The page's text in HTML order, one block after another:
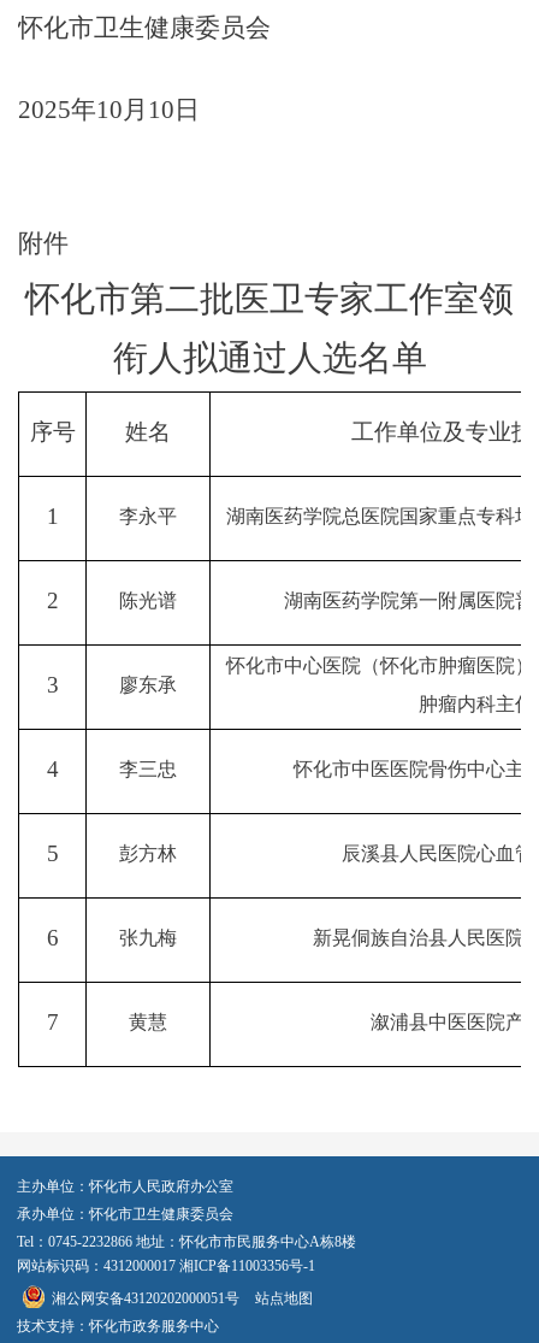
怀化市卫生健康委 员会
2025年10月 10 日
附件
怀化市第二批医卫专家工作室领
衔人拟通过人选名单
序号 姓名 工作单位及专业技
1 李永平 湖南医药学院总医院国家重点专科
2 陈光谱 湖南医药学院第一附属医院
3 廖东承
怀化市中心医院（怀化市肿瘤医院
肿瘤内科主任
4 李三忠 怀化市中医医院骨伤中心主
5 彭方林 辰溪县人民医院心血
6 张九梅 新晃侗族自治县人民医院
7 黄慧 溆浦县中医医院产
主办单位：怀化市人民政府办公室
承办单位：怀化市卫生健康委员会
Tel：0745-2232866 地址：怀化市市民服务中心A栋8楼
网站标识码：4312000017 湘ICP备11003356号-1
湘公网安备43120202000051号
站点地图
技术支持：怀化市政务服务中心